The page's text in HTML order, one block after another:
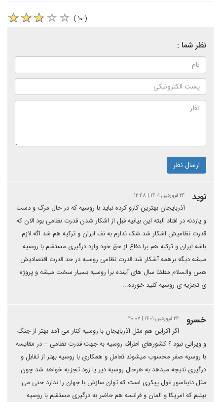
( ۱۰ )
نظر شما :
ارسال نظر
نوید ۲۴ فروردین ۱۴۰۱ | ۱۲:۴۸
آذربایجان بهترین کارو کرده نباید با روسیه که در حال مرگ و دست
و پازدنه در افتاد البته این بیانیه قبل از اشکار شدن قدرت نظامی بود الان که
قدرت نظامیش اشکار شد شک ندارم به نف ایران و ترکیه هم شد اگه لازم
باشه ایران و ترکیه هم برا دفاع از حق خود وارد درگیری مستقیم با روسیه
میشه دیگه برهمه آشکار شد قدرت نظامی روسیه در حد قدرت اقتصادیش
هس والسلام مطئنا سال های آینده برا روسیه بسیار سخت میشه و پروژه
ی تجزیه ی روسیه کلید خورده...
خسرو ۲۴ فروردین ۱۴۰۱ | ۲۰:۰۷
اگر اکراین هم مثل آذربایجان با روسیه کنار می آمد بهتر از جنگ
و ویرانی نبود ؟ کشورهای اطراف روسیه به جهت قدرت نظامی -- در مقایسه
با روسیه صفر محسوب میشوند تعامل و همکاری با روسیه بهتر از تقابل و
درگیری نتیجه میدهد به هرحال روسیه دیر یا زود تجزیه خواهد شد چون
مثل دایناسور غول پیکری است که توان سازش با جهان را ندارد حتی می
بینیم که امریکا و المان و فرانسه هم حاضر به درگیری مستقیم با روسیه